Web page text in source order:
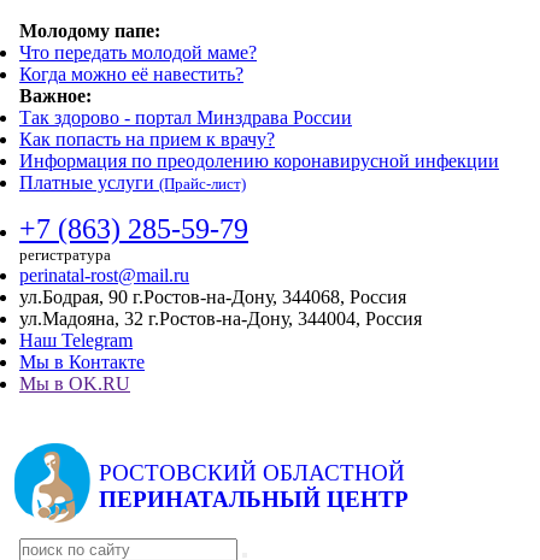
Молодому папе:
Что передать молодой маме?
Когда можно её навестить?
Важное:
Так здорово - портал Минздрава России
Как попасть на прием к врачу?
Информация по преодолению коронавирусной инфекции
Платные услуги (Прайс-лист)
+7 (863) 285-59-79
регистратура
perinatal-rost@mail.ru
ул.Бодрая, 90 г.Ростов-на-Дону, 344068, Россия
ул.Мадояна, 32 г.Ростов-на-Дону, 344004, Россия
Наш Telegram
Мы в Контакте
Мы в OK.RU
РОСТОВСКИЙ ОБЛАСТНОЙ
ПЕРИНАТАЛЬНЫЙ ЦЕНТР